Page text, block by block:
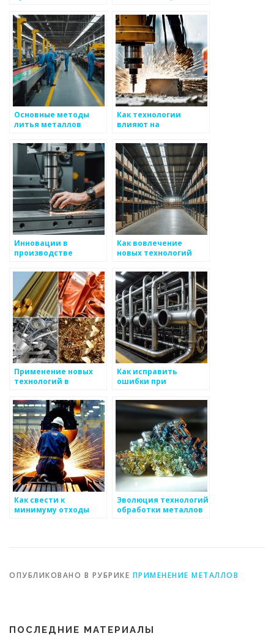
производства
металлоизделий
металлоизделий
Основные методы
литья металлов
Как технологии
влияют на
металлоизделий
Инновации в
производстве
Как вовлечение
новых технологий
Применение новых
технологий в
высокопрочных
металлов
Как исправить
ошибки при
металлоизделий
Как свести к
минимуму отходы
Эволюция технологий
обработки металлов
ОПУБЛИКОВАНО В РУБРИКЕ ПРИМЕНЕНИЕ МЕТАЛЛОВ
ПОСЛЕДНИЕ МАТЕРИАЛЫ